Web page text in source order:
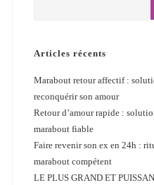
Articles récents
Marabout retour affectif :
reconquérir son amour
Retour d’amour rapide :
marabout fiable
Faire revenir son ex en 24h :
marabout compétent
LE PLUS GRAND ET